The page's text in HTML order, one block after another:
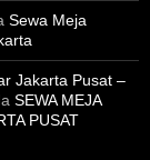
Sewa Meja
Jakarta Pusat –
SEWA MEJA
PUSAT